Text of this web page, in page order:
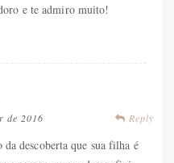
e te admiro muito!
Reply
de 2016
descoberta que sua filha é